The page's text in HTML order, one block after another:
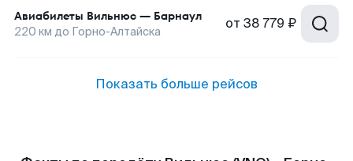
Авиабилеты Вильнюс — Барнаул
220 км до Горно-Алтайска от 38 779 ₽
Показать больше рейсов